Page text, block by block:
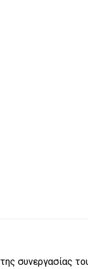
συνεργασίας